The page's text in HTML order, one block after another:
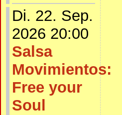
Di. 22. Sep.
2026 20:00
Salsa
Movimientos:
Free your
Soul